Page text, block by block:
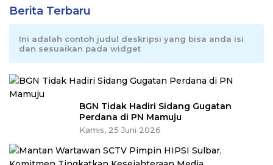
Berita Terbaru
Ini adalah contoh judul deskripsi yang bisa anda isi
dan sesuaikan pada widget
BGN Tidak Hadiri Sidang Gugatan
Perdana di PN Mamuju
Kamis, 25 Juni 2026